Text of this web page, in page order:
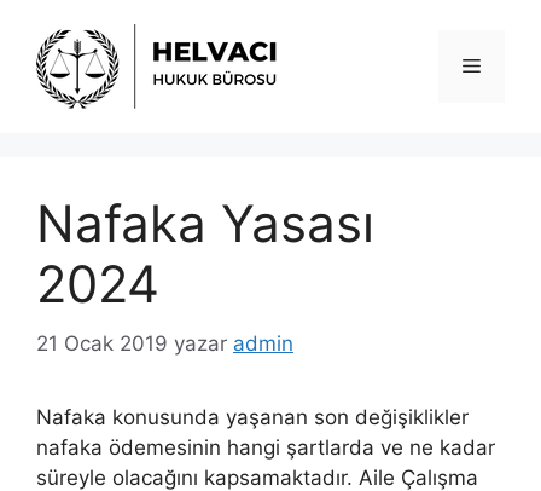
Menü
Nafaka Yasası
2024
21 Ocak 2019 yazar admin
Nafaka konusunda yaşanan son değişiklikler
nafaka ödemesinin hangi şartlarda ve ne kadar
süreyle olacağını kapsamaktadır. Aile Çalışma